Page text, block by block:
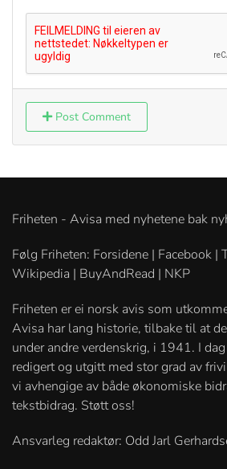
Post Comment
Friheten - Avisa med nyhetene bak
Følg Friheten: Forsidene | Facebook |
Wikipedia | BuyAndRead | NKP
Friheten er ei norsk avis som
Avisa har lang historie, tilbake til at
under andre verdenskrig, i 1941. I
redigert og utgitt med stor grad av
vi avhengige av både økonomiske
tekstbidrag. Støtt oss!
Ansvarleg redaktør: Odd Jarl